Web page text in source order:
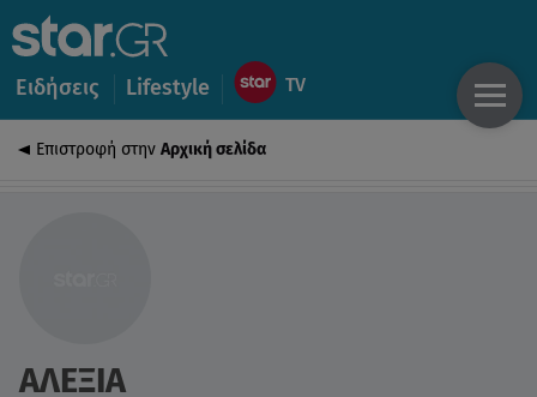
Ειδήσεις Lifestyle
Επιστροφή στην Αρχική σελίδα
ΑΛΕΞΙΑ